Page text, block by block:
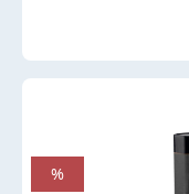
%